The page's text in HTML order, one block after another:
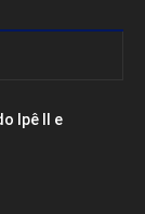
Ipê II e